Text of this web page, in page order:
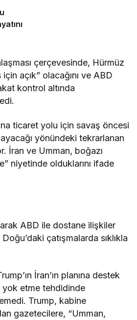
çerçevesinde, Hürmüz
için açık” olacağını ve ABD
kontrol altında
ticaret yolu için savaş öncesi
yönündeki tekrarlanan
İran ve Umman, boğazı
niyetinde olduklarını ifade
ABD ile dostane ilişkiler
çatışmalarda sıklıkla
İran’ın planına destek
yok etme tehdidinde
Trump, kabine
gazetecilere, “Umman,